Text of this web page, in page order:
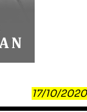
17/10/2020